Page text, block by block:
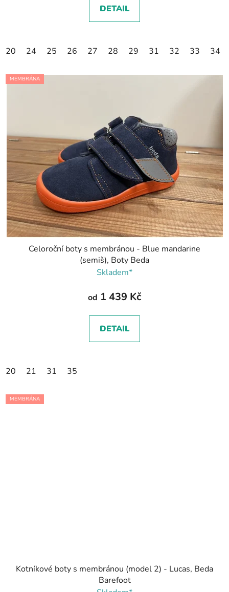
DETAIL
20 24 25 26 27 28 29 31 32 33 34
MEMBRÁNA
Celoroční boty s membránou - Blue mandarine
(semiš), Boty Beda
Skladem*
od 1 439 Kč
DETAIL
20 21 31 35
MEMBRÁNA
Kotníkové boty s membránou (model 2) - Lucas, Beda
Barefoot